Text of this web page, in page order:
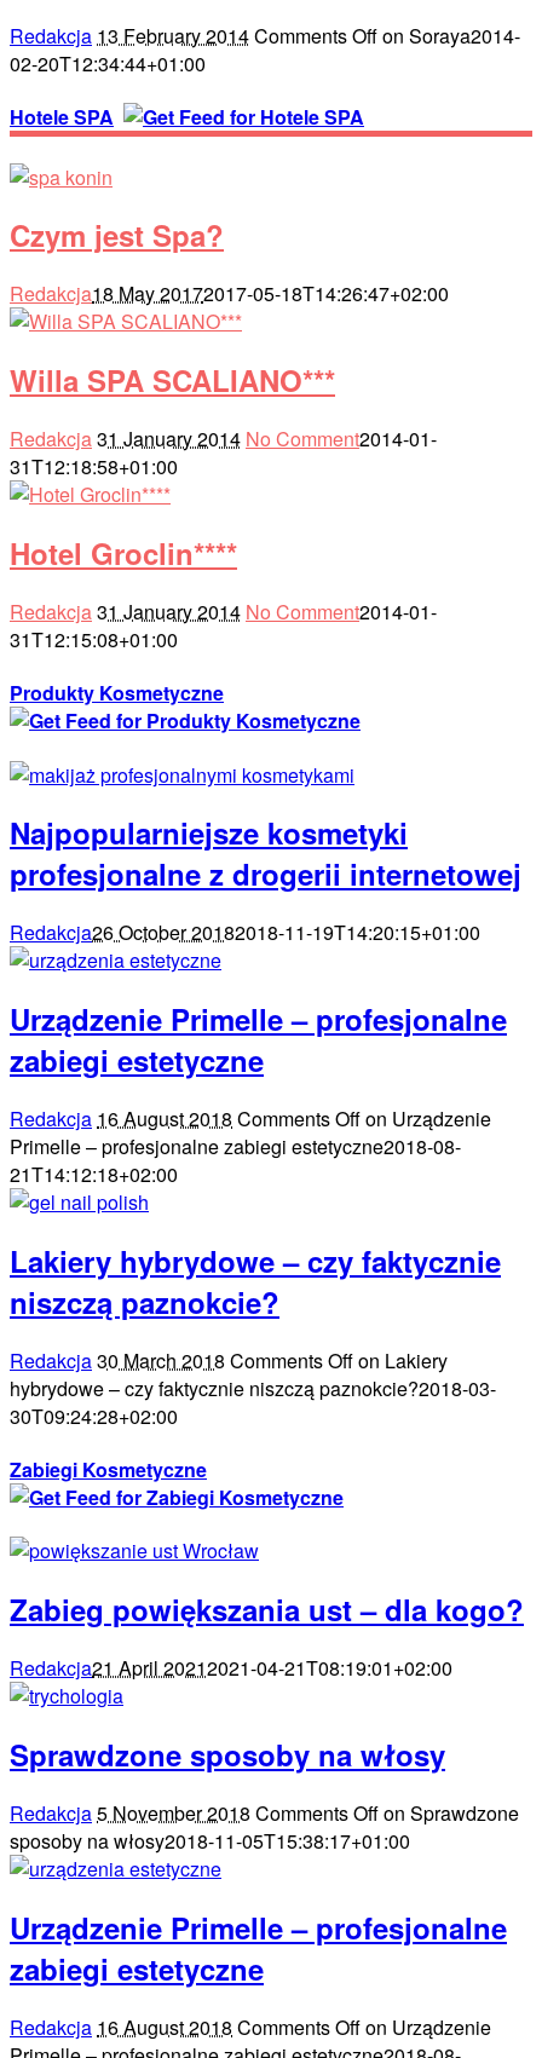
Redakcja 13 February 2014Comments Offon Soraya2014-
02-20T12:34:44+01:00
Hotele SPA
Czym jest Spa?
Redakcja18 May 20172017-05-18T14:26:47+02:00
Willa SPA SCALIANO***
Redakcja31 January 2014 No Comment2014-01-
31T12:18:58+01:00
Hotel Groclin****
Redakcja31 January 2014 No Comment2014-01-
31T12:15:08+01:00
Produkty Kosmetyczne
Najpopularniejsze kosmetyki
profesjonalne z drogerii internetowej
Redakcja26 October 20182018-11-19T14:20:15+01:00
Urządzenie Primelle – profesjonalne
zabiegi estetyczne
Redakcja 16 August 2018 Comments Offon Urządzenie
Primelle – profesjonalne zabiegi estetyczne2018-08-
21T14:12:18+02:00
Lakiery hybrydowe – czy faktycznie
niszczą paznokcie?
Redakcja30 March 2018 Comments Offon Lakiery
hybrydowe – czy faktycznie niszczą paznokcie?2018-03-
30T09:24:28+02:00
Zabiegi Kosmetyczne
Zabieg powiększania ust – dla kogo?
Redakcja21 April 20212021-04-21T08:19:01+02:00
Sprawdzone sposoby na włosy
Redakcja5 November 2018 Comments Offon Sprawdzone
sposoby na włosy2018-11-05T15:38:17+01:00
Urządzenie Primelle – profesjonalne
zabiegi estetyczne
Redakcja 16 August 2018 Comments Offon Urządzenie